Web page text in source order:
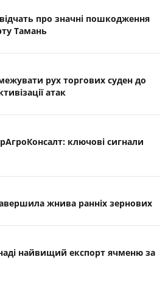
про значні пошкодження
Тамань
рух торгових суден до
атак
ключові cигнали
жнива ранніх зернових
найвищий експорт ячменю за